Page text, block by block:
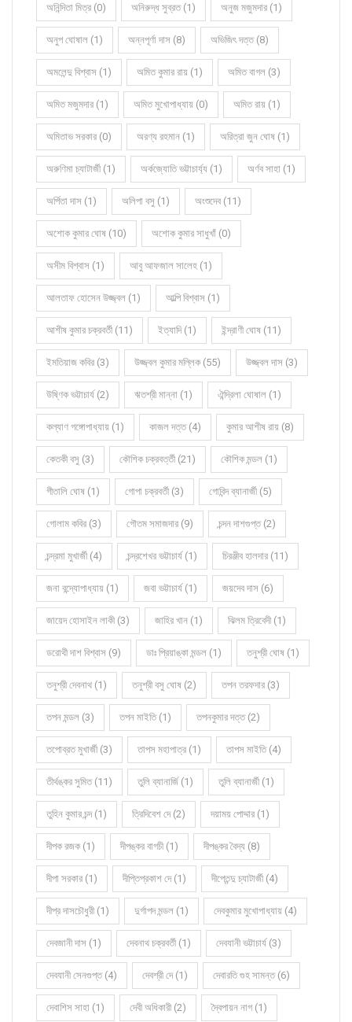
অনিন্দিতা মিত্র (0) অনিরুদ্ধ সুব্রত (1) অনুজ মজুমদার (1)
অনুপ ঘোষাল (1) অন্নপূর্ণা দাস (8) অভিজিৎ দত্ত (8)
অমলেন্দু বিশ্বাস (1) অমিত কুমার রায় (1) অমিত বাগল (3)
অমিত মজুমদার (1) অমিত মুখোপাধ্যায় (0) অমিত রায় (1)
অমিতাভ সরকার (0) অরণ্য রহমান (1) অরিত্রা জুন ঘোষ (1)
অরুণিমা চ্যাটার্জী (1) অর্কজ্যোতি ভট্টাচার্য্য (1) অর্ণব সাহা (1)
অর্পিতা দাস (1) অলিপা বসু (1) অংশুদেব (11)
অশোক কুমার ঘোষ (10) অশোক কুমার সাধুখাঁ (0)
অসীম বিশ্বাস (1) আবু আফজাল সালেহ (1)
আলতাফ হোসেন উজ্জ্বল (1) আল্পি বিশ্বাস (1)
আশীষ কুমার চক্রবর্তী (11) ইত্যাদি (1) ইন্দ্রাণী ঘোষ (11)
ইমতিয়াজ কবির (3) উজ্জ্বল কুমার মল্লিক (55) উজ্জ্বল দাস (3)
উষ্ণিক ভট্টাচার্য (2) ঋতশ্রী মান্না (1) ঐন্দ্রিলা ঘোষাল (1)
কল্যাণ গঙ্গোপাধ্যায় (1) কাজল দত্ত (4) কুমার আশীষ রায় (8)
কেতকী বসু (3) কৌশিক চক্রবর্ত্তী (21) কৌশিক মন্ডল (1)
গীতালি ঘোষ (1) গোপা চক্রবর্তী (3) গোবিন্দ ব্যানার্জী (5)
গোলাম কবির (3) গৌতম সমাজদার (9) চন্দন দাশগুপ্ত (2)
চন্দ্রমা মুখার্জী (4) চন্দ্রশেখর ভট্টাচার্য (1) চিরঞ্জীব হালদার (11)
জনা বন্দ্যোপাধ্যায় (1) জবা ভট্টাচার্য (1) জয়দেব দাস (6)
জায়েদ হোসাইন লাকী (3) জাহির খান (1) ঝিলম ত্রিবেদী (1)
ডরোথী দাশ বিশ্বাস (9) ডাঃ প্রিয়াঙ্কা মন্ডল (1) তনুশ্রী ঘোষ (1)
তনুশ্রী দেবনাথ (1) তনুশ্রী বসু ঘোষ (2) তপন তরফদার (3)
তপন মন্ডল (3) তপন মাইতি (1) তপনকুমার দত্ত (2)
তপোব্রত মুখার্জী (3) তাপস মহাপাত্র (1) তাপস মাইতি (4)
তীর্থঙ্কর সুমিত (11) তুলি ব্যানার্জি (1) তুলি ব্যানার্জী (1)
তুহিন কুমার চন্দ (1) ত্রিদিবেশ দে (2) দয়াময় পোদ্দার (1)
দীপক রজক (1) দীপঙ্কর বাগচী (1) দীপঙ্কর বৈদ্য (8)
দীপা সরকার (1) দীপ্তিপ্রকাশ দে (1) দীপ্তেন্দু চ্যাটার্জী (4)
দীপ্র দাসচৌধুরী (1) দুর্গাপদ মন্ডল (1) দেবকুমার মুখোপাধ্যায় (4)
দেবজানী দাস (1) দেবনাথ চক্রবর্তী (1) দেবযানী ভট্টাচার্য (3)
দেবযানী সেনগুপ্ত (4) দেবশ্রী দে (1) দেবারতি গুহ সামন্ত (6)
দেবাশিস সাহা (1) দেবী অধিকারী (2) দ্বৈপায়ন নাগ (1)